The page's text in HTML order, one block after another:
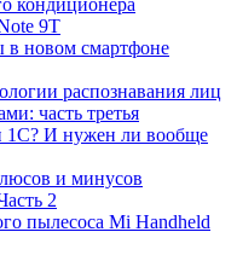
кондиционера
9T
в новом смартфоне
распознавания лиц
часть третья
1C? И нужен ли вообще
и минусов
2
пылесоса Mi Handheld